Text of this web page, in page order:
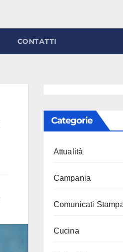
CONTATTI
Categorie
Attualità
Campania
Comunicati
Cucina